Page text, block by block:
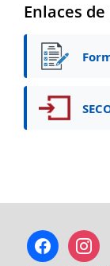
Enlaces
facebook